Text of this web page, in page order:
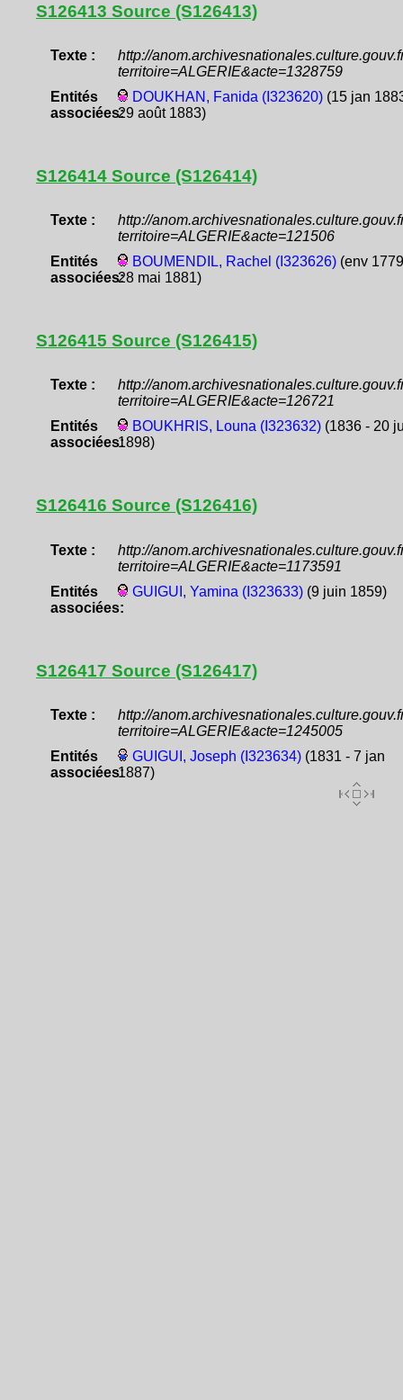
S126413 Source (S126413)
Texte :
http://
territoire=ALGERIE&acte=1328759
Entités
associées:
DOUKHAN, Fanida (I323620)(15 jan
29 août 1883)
S126414 Source (S126414)
Texte :
http://
territoire=ALGERIE&acte=121506
Entités
associées:
BOUMENDIL, Rachel (I323626)(env
28 mai 1881)
S126415 Source (S126415)
Texte :
http://
territoire=ALGERIE&acte=126721
Entités
associées:
BOUKHRIS, Louna (I323632)(1836 - 20
1898)
S126416 Source (S126416)
Texte :
http://
territoire=ALGERIE&acte=1173591
Entités
associées:
GUIGUI, Yamina (I323633)(9 juin 1859)
S126417 Source (S126417)
Texte :
http://
territoire=ALGERIE&acte=1245005
Entités
associées:
GUIGUI, Joseph (I323634)(1831 - 7 jan
1887)